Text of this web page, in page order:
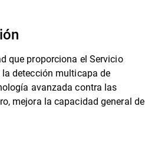
que proporciona el Servicio
detección multicapa de
avanzada contra las
mejora la capacidad general de